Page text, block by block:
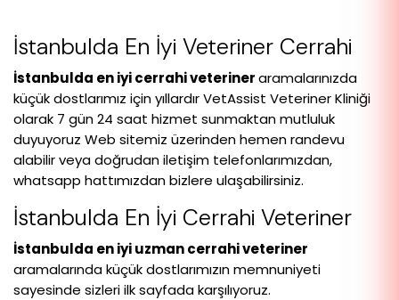
İstanbulda En İyi Veteriner Cerrahi
İstanbulda en iyi cerrahi veterineraramalarınızda
küçük dostlarımız için yıllardır VetAssist Veteriner Kliniği
olarak 7 gün 24 saat hizmet sunmaktan mutluluk
duyuyoruz Web sitemiz üzerinden hemen randevu
alabilir veya doğrudan iletişim telefonlarımızdan,
whatsapp hattımızdan bizlere ulaşabilirsiniz.
İstanbulda En İyi Cerrahi Veteriner
İstanbulda en iyi uzman cerrahi veteriner
aramalarında küçük dostlarımızın memnuniyeti
sayesinde sizleri ilk sayfada karşılıyoruz.